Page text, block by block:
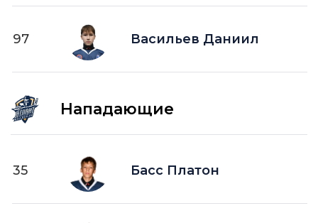
97 Васильев Даниил
Нападающие
35 Басс Платон